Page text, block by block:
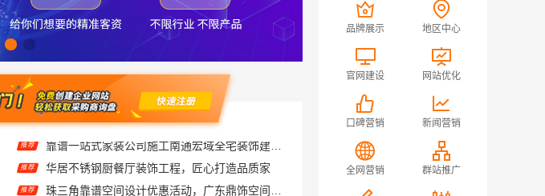
推荐 华居不锈钢厨餐厅装饰工程，匠心打造品质家
推荐
品牌展示 地区中心
官网建设 网站优化
口碑营销 新闻营销
全网营销 群站推广